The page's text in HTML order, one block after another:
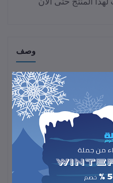
وصف
بودرة تكثيف الشعر المقاومة للماء،
شعرك مظهرًا أكثر امتلاءً وطبيعيًا.
ثبات اللون طوال اليوم دون تلطخ أو
تساقط.
وفعال لإبراز كثافة الشعر وإضفاء
لمسة جمالية على التسريحة بسهولة.